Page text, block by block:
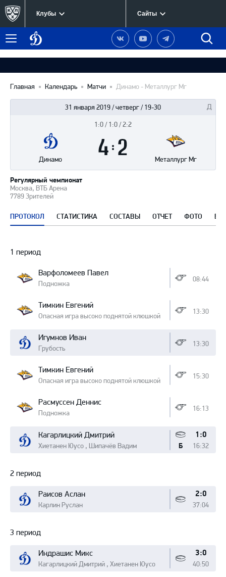
Клубы Сайты
Меню
Динамо
Москва
Наша
группа
Вконтакте
Наш
канал
YouTube
Наш
канал
Telegram
Главная Календарь Матчи Динамо - Металлург Мг
31 января 2019 / четверг / 19-30
Москва, ВТБ Арена
7789 Зрителей
Регулярный чемпионат
матча
1:0 / 1:0 / 2:2
Динамо Металлург Мг
ПРОТОКОЛ СТАТИСТИКА СОСТАВЫ ОТЧЕТ ФОТО
Протокол
1 период
Варфоломеев Павел
Подножка
08:44
Тимкин Евгений
Опасная игра высоко поднятой клюшкой
13:30
Игумнов Иван
Грубость
13:30
Тимкин Евгений
Опасная игра высоко поднятой клюшкой
15:30
Расмуссен Деннис
Подножка
16:13
Кагарлицкий Дмитрий
Хиетанен Юусо , Шипачёв Вадим
1:0
16:32
Б
2 период
Раисов Аслан
Карлин Руслан
2:0
37:04
3 период
Индрашис Микс
Кагарлицкий Дмитрий , Хиетанен Юусо
3:0
40:50